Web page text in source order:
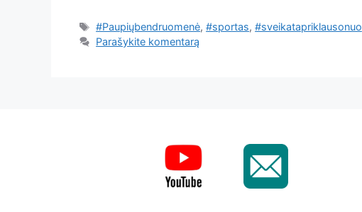
Žymos
#Paupiųbendruomenė,#sportas,#sveikatapriklausonuo
Parašykite komentarą